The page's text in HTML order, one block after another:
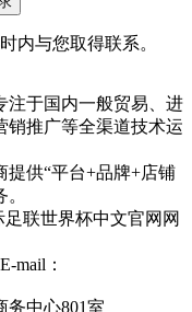
内与您取得联系。
注于国内一般贸易、进
销推广等全渠道技术运
提供“平台+品牌+店铺
足联世界杯中文官网网
mail：
务中心801室